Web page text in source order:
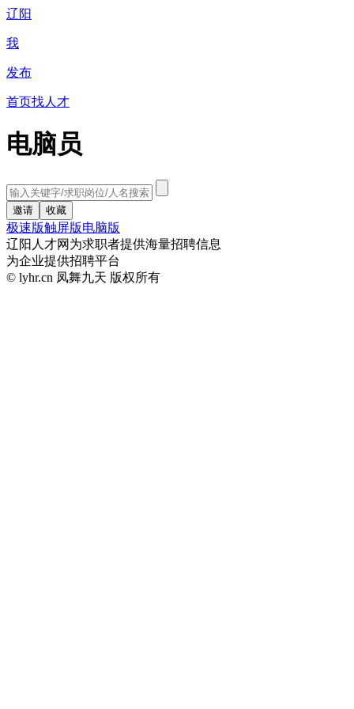
辽阳
我
发布
首页找人才
电脑员
极速版触屏版电脑版
辽阳人才网为求职者提供海量招聘信息
为企业提供招聘平台
© lyhr.cn 凤舞九天 版权所有